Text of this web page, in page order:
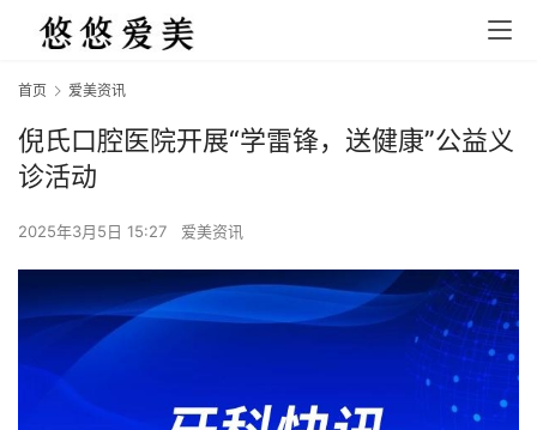
首页 爱美资讯
倪氏口腔医院开展“学雷锋，送健康”公益义
诊活动
2025年3月5日 15:27 爱美资讯